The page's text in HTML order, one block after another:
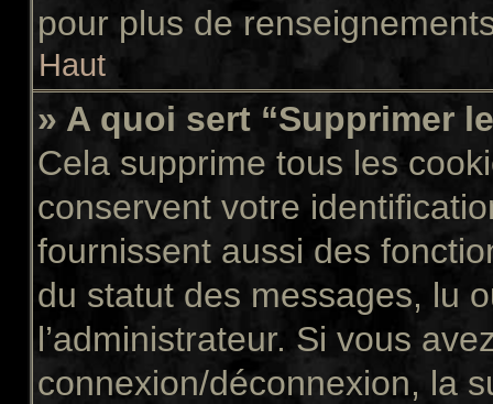
pour plus de
Haut
» A quoi sert “Supprimer
Cela supprime tous les
conservent votre
fournissent aussi des
du statut des messages, lu
l’administrateur. Si vous
connexion/déconnexion, la